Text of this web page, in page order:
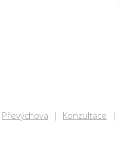
Převýchova Konzultace